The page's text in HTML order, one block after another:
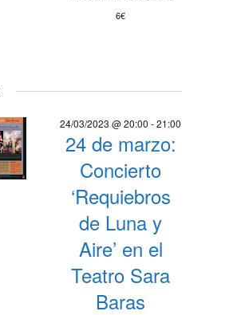
6€
24 de marzo:
Concierto
‘Requiebros
de Luna y
Aire’ en el
Teatro Sara
Baras
24/03/2023 @ 20:00 -21:00